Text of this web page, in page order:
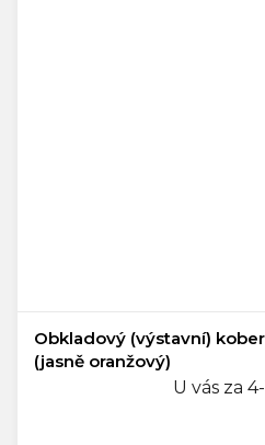
Obkladový (výstavní)
(jasně oranžový)
U vás za